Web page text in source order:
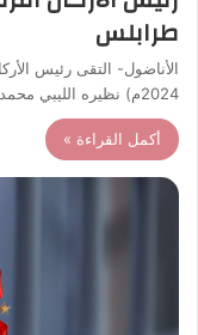
طرابلس
2024م) نظيره الليبي محمد الحداد، في العاصمة طرابلس. وعقب…
أكمل القراءة »